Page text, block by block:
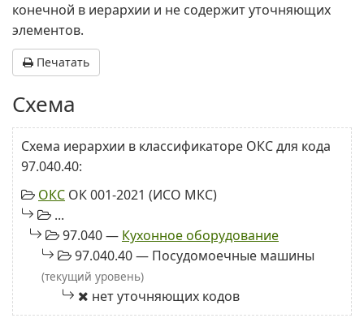
конечной в иерархии и не содержит уточняющих
элементов.
Печатать
Схема
Схема иерархии в классификаторе ОКС для кода
97.040.40:
ОКС ОК 001-2021 (ИСО МКС)
...
97.040 — Кухонное оборудование
97.040.40 — Посудомоечные машины
(текущий уровень)
нет уточняющих кодов